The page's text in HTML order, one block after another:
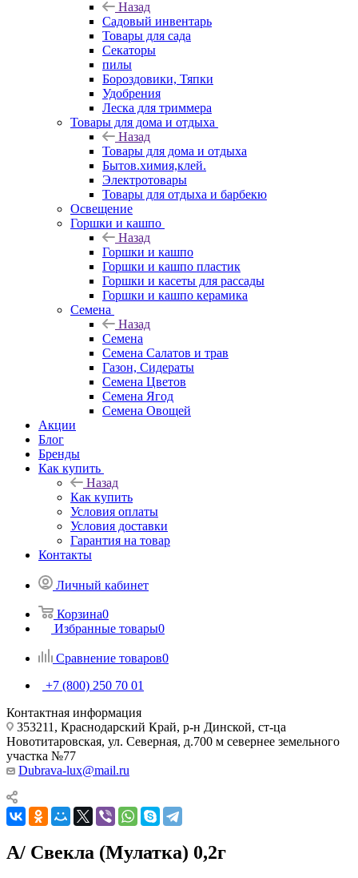
Назад
Садовый инвентарь
Товары для сада
Секаторы
пилы
Бороздовики, Тяпки
Удобрения
Леска для триммера
Товары для дома и отдыха
Назад
Товары для дома и отдыха
Бытов.химия,клей.
Электротовары
Товары для отдыха и барбекю
Освещение
Горшки и кашпо
Назад
Горшки и кашпо
Горшки и кашпо пластик
Горшки и касеты для рассады
Горшки и кашпо керамика
Семена
Назад
Семена
Семена Салатов и трав
Газон, Сидераты
Семена Цветов
Семена Ягод
Семена Овощей
Акции
Блог
Бренды
Как купить
Назад
Как купить
Условия оплаты
Условия доставки
Гарантия на товар
Контакты
Личный кабинет
Корзина0
Избранные товары0
Сравнение товаров0
+7 (800) 250 70 01
Контактная информация
353211, Краснодарский Край, р-н Динской, ст-ца
Новотитаровская, ул. Северная, д.700 м севернее земельного
участка №77
Dubrava-lux@mail.ru
А/ Свекла (Мулатка) 0,2г